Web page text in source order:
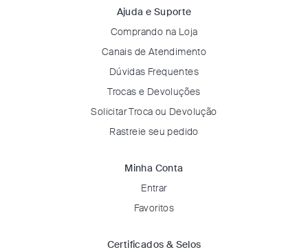
Ajuda e Suporte
Comprando na Loja
Canais de Atendimento
Dúvidas Frequentes
Trocas e Devoluções
Solicitar Troca ou Devolução
Rastreie seu pedido
Minha Conta
Entrar
Favoritos
Certificados & Selos